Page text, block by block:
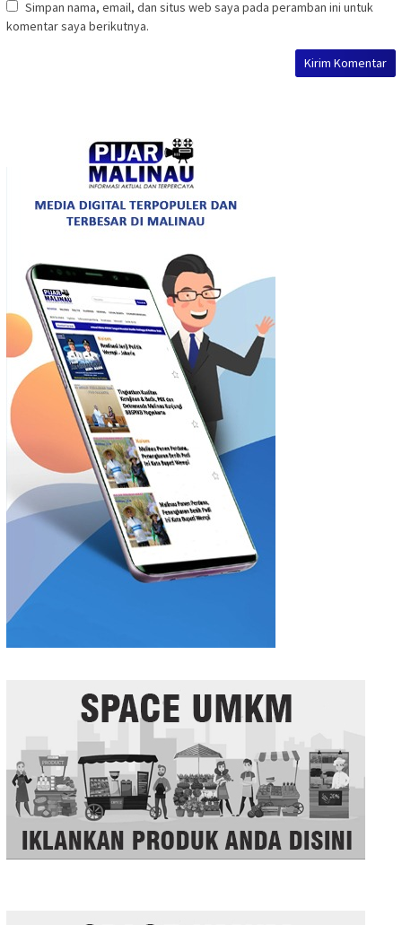
Simpan nama, email, dan situs web saya pada peramban ini untuk
komentar saya berikutnya.